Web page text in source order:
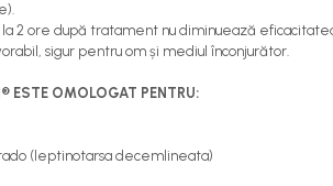
2 ore după tratament nu diminuează
sigur pentru om și mediul înconjurător.
ESTE OMOLOGAT PENTRU:
(leptinotarsa decemlineata)